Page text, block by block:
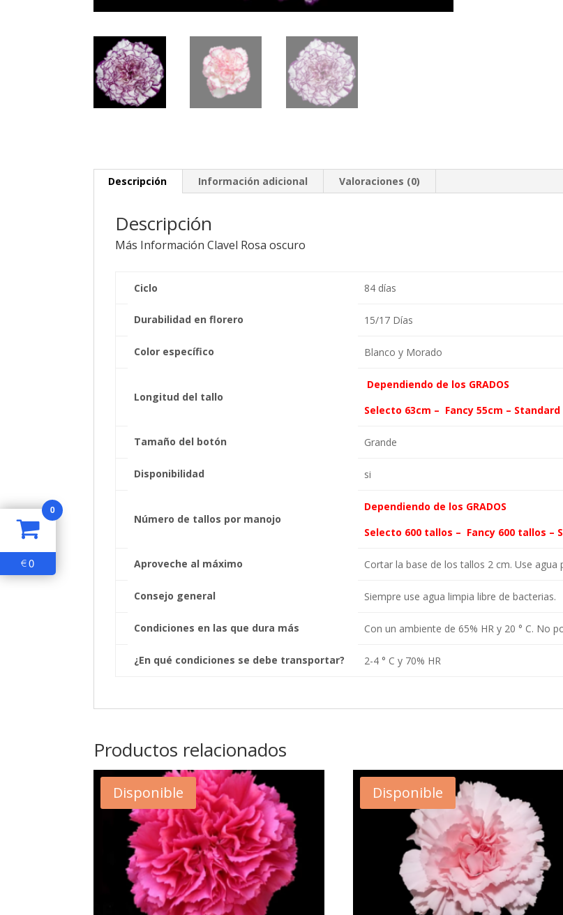
Descripción Información adicional Valoraciones (0)
Descripción
Más Información Clavel Rosa oscuro
Ciclo 84 días
Durabilidad en florero 15/17 Días
Color específico Blanco y Morado
Longitud del tallo
Dependiendo de los GRADOS
Selecto 63cm – Fancy 55cm – Standard
Tamaño del botón Grande
Disponibilidad si
Número de tallos por manojo
Dependiendo de los GRADOS
Selecto 600 tallos – Fancy 600 tallos –
Aproveche al máximo Cortar la base de los tallos 2 cm. Use
Consejo general Siempre use agua limpia libre de bacterias.
Condiciones en las que dura más Con un ambiente de 65% HR y 20 ° C. No
¿En qué condiciones se debe transportar? 2-4 ° C y 70% HR
Productos relacionados
Disponible Disponible
0
€0